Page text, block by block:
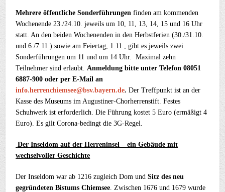
Mehrere öffentliche Sonderführungen finden am kommenden
Wochenende 23./24.10. jeweils um 10, 11, 13, 14, 15 und 16 Uhr
statt. An den beiden Wochenenden in den Herbstferien (30./31.10.
und 6./7.11.) sowie am Feiertag, 1.11., gibt es jeweils zwei
Sonderführungen um 11 und um 14 Uhr. Maximal zehn
Teilnehmer sind erlaubt. Anmeldung bitte unter Telefon 08051
6887-900 oder per E-Mail an
info.herrenchiemsee@bsv.bayern.de. Der Treffpunkt ist an der
Kasse des Museums im Augustiner-Chorherrenstift. Festes
Schuhwerk ist erforderlich. Die Führung kostet 5 Euro (ermäßigt 4
Euro). Es gilt Corona-bedingt die 3G-Regel.
Der Inseldom auf der Herreninsel – ein Gebäude mit
wechselvoller Geschichte
Der Inseldom war ab 1216 zugleich Dom undSitz des neu
gegründeten Bistums Chiemsee . Zwischen 1676 und 1679 wurde